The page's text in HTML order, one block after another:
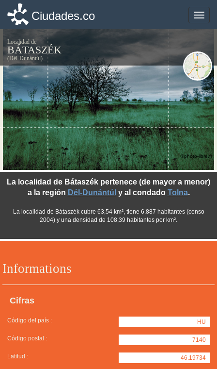
Toggle
Ciudades.co
Localidad de
BÁTASZÉK
(Dél-Dunántúl)
Informations
Cifras
Código del país : HU
Código postal : 7140
Latitud : 46.19734
La localidad de Bátaszék pertenece (de mayor a menor)
a la región Dél-Dunántúl y al condado Tolna.
La localidad de Bátaszék cubre 63,54 km², tiene 6.887 habitantes (censo
2004) y una densidad de 108,39 habitantes por km².
©photo-libre.fr
Toggle
Ciudades.co